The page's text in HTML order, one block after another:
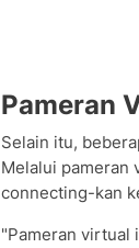
Pameran
Selain itu,
Melalui pameran
connecting-kan
"Pameran virtual